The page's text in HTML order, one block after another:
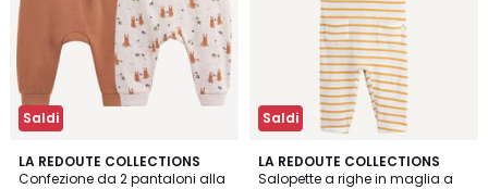
Saldi
LA REDOUTE COLLECTIONS
Confezione da 2 pantaloni alla
5
/
Saldi
LA REDOUTE COLLECTIONS
Salopette a righe in maglia a
1
/